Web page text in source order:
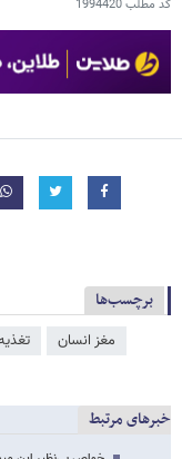
کد مطلب1994420
برچسب‌ها
مغز انسان
خبرهای مرتبط